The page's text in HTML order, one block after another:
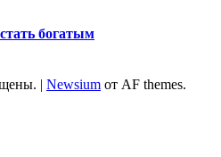
богатым
| Newsium от AF themes.